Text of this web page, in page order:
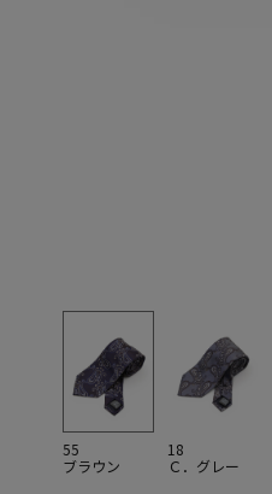
55
ブラウン
18
Ｃ．グレー